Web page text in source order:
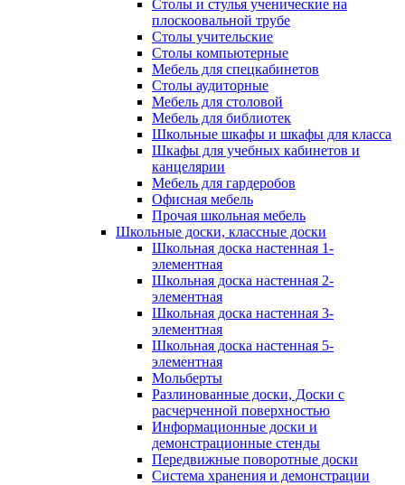
Столы и стулья ученические на
плоскоовальной трубе
Столы учительские
Столы компьютерные
Мебель для спецкабинетов
Столы аудиторные
Мебель для столовой
Мебель для библиотек
Школьные шкафы и шкафы для класса
Шкафы для учебных кабинетов и
канцелярии
Мебель для гардеробов
Офисная мебель
Прочая школьная мебель
Школьные доски, классные доски
Школьная доска настенная 1-
элементная
Школьная доска настенная 2-
элементная
Школьная доска настенная 3-
элементная
Школьная доска настенная 5-
элементная
Мольберты
Разлинованные доски, Доски с
расчерченной поверхностью
Информационные доски и
демонстрационные стенды
Передвижные поворотные доски
Система хранения и демонстрации